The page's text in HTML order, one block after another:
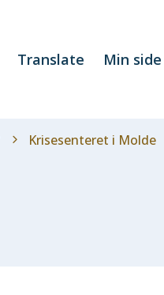
Translate Min side
Krisesenteret i Molde